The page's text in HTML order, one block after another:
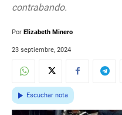
contrabando.
Por Elizabeth Minero
23 septiembre, 2024
Escuchar nota